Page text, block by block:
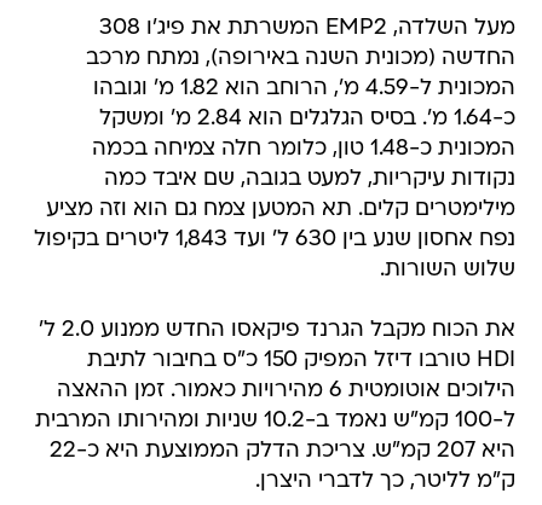
מעל השלדה, EMP2 המשרתת את פיג'ו 308
החדשה (מכונית השנה באירופה), נמתח מרכב
המכונית ל-4.59 מ', הרוחב הוא 1.82 מ' וגובהו
כ-1.64 מ'. בסיס הגלגלים הוא 2.84 מ' ומשקל
המכונית כ-1.48 טון, כלומר חלה צמיחה בכמה
נקודות עיקריות, למעט בגובה, שם איבד כמה
מילימטרים קלים. תא המטען צמח גם הוא וזה מציע
נפח אחסון שנע בין 630 ל' ועד 1,843 ליטרים בקיפול
שלוש השורות.
את הכוח מקבל הגרנד פיקאסו החדש ממנוע 2.0 ל'
HDI טורבו דיזל המפיק 150 כ"ס בחיבור לתיבת
הילוכים אוטומטית 6 מהירויות כאמור. זמן ההאצה
ל-100 קמ"ש נאמד ב-10.2 שניות ומהירותו המרבית
היא 207 קמ"ש. צריכת הדלק הממוצעת היא כ-22
ק"מ לליטר, כך לדברי היצרן.